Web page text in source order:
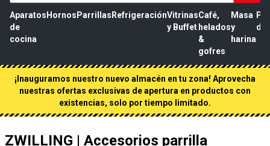
Aparatos
de
cocina
Hornos Parrillas RefrigeraciónVitrinas
y Buffet
Café,
helados
&
gofres
Masa
y
harina
de
¡Inauguramos nuestro nuevo almacén en tu zona! Aprovecha
nuestras ofertas exclusivas de apertura en productos con
existencias, solo por tiempo limitado.
ZWILLING | Accesorios parrilla